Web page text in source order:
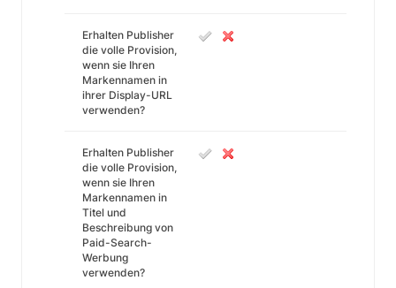
Erhalten Publisher
die volle Provision,
wenn sie Ihren
Markennamen in
ihrer Display-URL
verwenden?
Erhalten Publisher
die volle Provision,
wenn sie Ihren
Markennamen in
Titel und
Beschreibung von
Paid-Search-
Werbung
verwenden?